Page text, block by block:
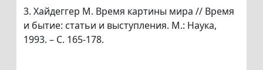
3. Хайдеггер М. Время картины мира // Время
и бытие: статьи и выступления. М.: Наука,
1993. – С. 165-178.